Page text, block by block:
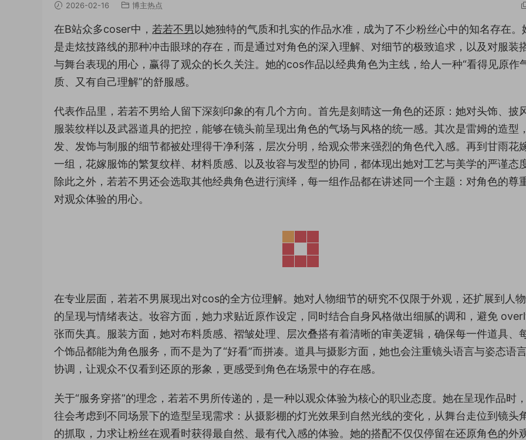
2026-02-16 博主热点
在B站众多coser中， 若若不男 以她独特的气质和扎实的作品水准，成为了不少粉丝心中的知名存在。
是走炫技路线的那种冲击眼球的存在，而是通过对角色的深入理解、对细节的极致追求，以及对服装
与舞台表现的用心，赢得了观众的长久关注。她的cos作品以经典角色为主线，给人一种“看得见原作
质、又有自己理解”的舒服感。
代表作品里，若若不男给人留下深刻印象的有几个方向。首先是刻晴这一角色的还原：她对头饰、披风
服装纹样以及武器道具的把控，能够在镜头前呈现出角色的气场与风格的统一感。其次是雷姆的造型
发、发饰与制服的细节都被处理得干净利落，层次分明，给观众带来强烈的角色代入感。再到甘雨花
一组，花嫁服饰的繁复纹样、材料质感、以及妆容与发型的协同，都体现出她对工艺与美学的严谨态度
除此之外，若若不男还会选取其他经典角色进行演绎，每一组作品都在讲述同一个主题：对角色的尊
对观众体验的用心。
在专业层面，若若不男展现出对cos的全方位理解。她对人物细节的研究不仅限于外观，还扩展到人
的呈现与情绪表达。妆容方面，她力求贴近原作设定，同时结合自身风格做出细腻的调和，避免
张而失真。服装方面，她对布料质感、褶皱处理、层次叠搭有着清晰的审美逻辑，确保每一件道具、
个饰品都能为角色服务，而不是为了“好看”而拼凑。道具与摄影方面，她也会注重镜头语言与姿态语
协调，让观众不仅看到还原的形象，更感受到角色在场景中的存在感。
关于“服务穿搭”的理念，若若不男所传递的，是一种以观众体验为核心的职业态度。她在呈现作品时
往会考虑到不同场景下的造型呈现需求：从摄影棚的灯光效果到自然光线的变化，从舞台走位到镜头
的抓取，力求让粉丝在观看时获得最自然、最有代入感的体验。她的搭配不仅仅停留在还原角色的外